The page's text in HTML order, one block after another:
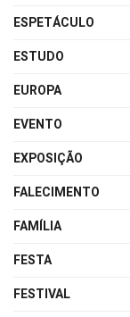
ESPETÁCULO
ESTUDO
EUROPA
EVENTO
EXPOSIÇÃO
FALECIMENTO
FAMÍLIA
FESTA
FESTIVAL